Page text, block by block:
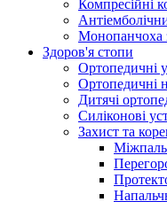
Компресійні
Монопанчоха
Здоров'я стопи
Ортопедичні
Ортопедичні
Дитячі
Силіконові
Захист та